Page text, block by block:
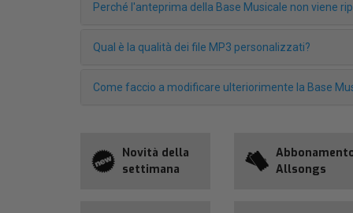
Perché l'anteprima della Base Musicale non viene
Qual è la qualità dei file MP3 personalizzati?
Come faccio a modificare ulteriorimente la Base
Novità della
settimana
Allsongs